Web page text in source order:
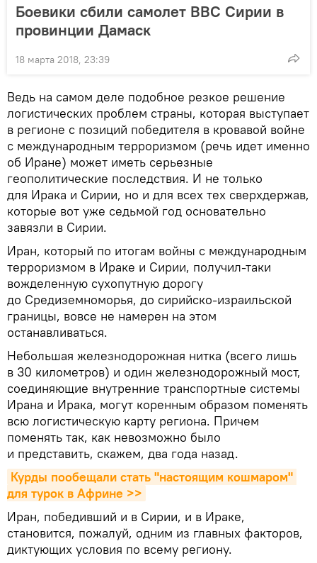
Боевики сбили самолет ВВС Сирии в
провинции Дамаск
18 марта 2018, 23:39
Ведь на самом деле подобное резкое решение
логистических проблем страны, которая выступает
в регионе с позиций победителя в кровавой войне
с международным терроризмом (речь идет именно
об Иране) может иметь серьезные
геополитические последствия. И не только
для Ирака и Сирии, но и для всех тех сверхдержав,
которые вот уже седьмой год основательно
завязли в Сирии.
Иран, который по итогам войны с международным
терроризмом в Ираке и Сирии, получил-таки
вожделенную сухопутную дорогу
до Средиземноморья, до сирийско-израильской
границы, вовсе не намерен на этом
останавливаться.
Небольшая железнодорожная нитка (всего лишь
в 30 километров) и один железнодорожный мост,
соединяющие внутренние транспортные системы
Ирана и Ирака, могут коренным образом поменять
всю логистическую карту региона. Причем
поменять так, как невозможно было
и представить, скажем, два года назад.
Курды пообещали стать "настоящим кошмаром"
для турок в Африне >>
Иран, победивший и в Сирии, и в Ираке,
становится, пожалуй, одним из главных факторов,
диктующих условия по всему региону.